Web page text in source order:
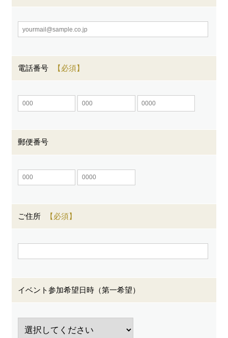
電話番号
郵便番号
ご住所
イベント参加希望日時（第一希望）